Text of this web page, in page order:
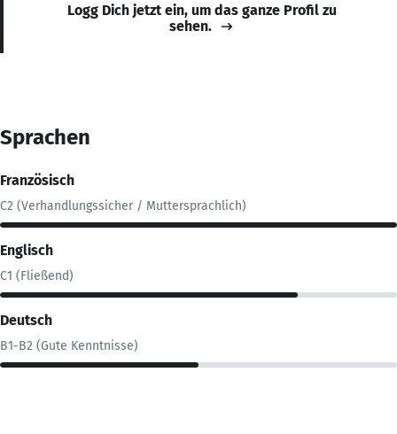
Logg Dich jetzt ein, um das ganze Profil zu
sehen.
Sprachen
Französisch
C2 (Verhandlungssicher / Muttersprachlich)
Englisch
C1 (Fließend)
Deutsch
B1-B2 (Gute Kenntnisse)